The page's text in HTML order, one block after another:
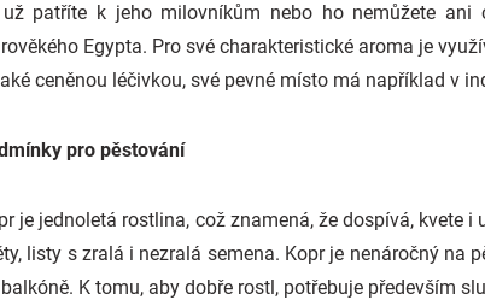
patříte k jeho milovníkům nebo ho nemůžete
Egypta. Pro své charakteristické aroma je
ceněnou léčivkou, své pevné místo má například v
pro pěstování
je jednoletá rostlina, což znamená, že dospívá, kvete
listy s zralá i nezralá semena. Kopr je nenáročný na
K tomu, aby dobře rostl, potřebuje především